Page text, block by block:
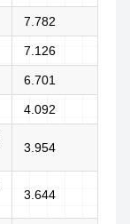
7.782
7.126
6.701
4.092
3.954
3.644